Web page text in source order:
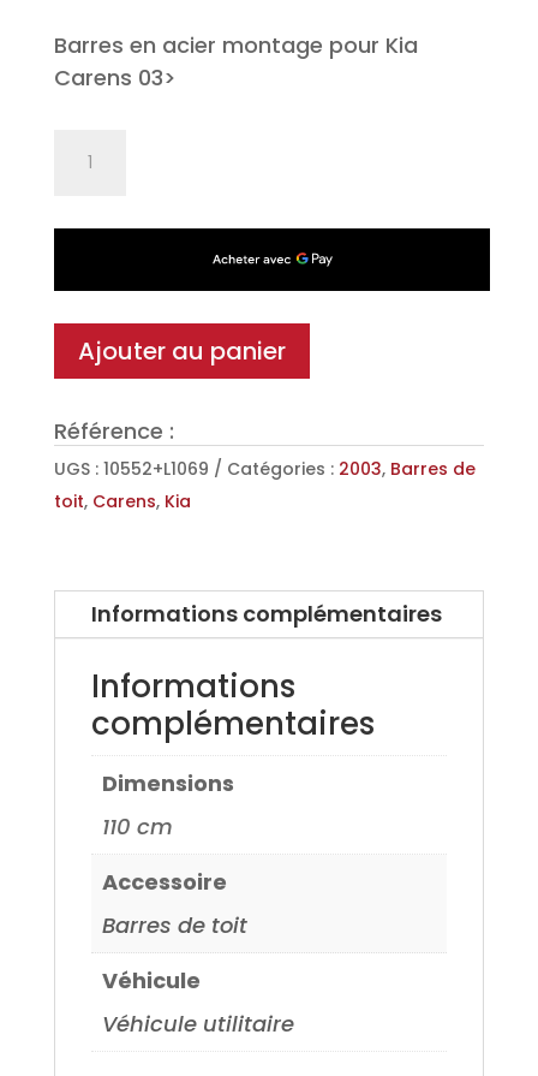
Barres en acier montage pour Kia
Carens 03>
toit
en
Acier
pour
03>
Ajouter au panier
Référence :
UGS : 10552+L1069 Catégories : 2003, Barres de
toit, Carens, Kia
Informations complémentaires
Informations
complémentaires
Dimensions
110 cm
Accessoire
Barres de toit
Véhicule
Véhicule utilitaire